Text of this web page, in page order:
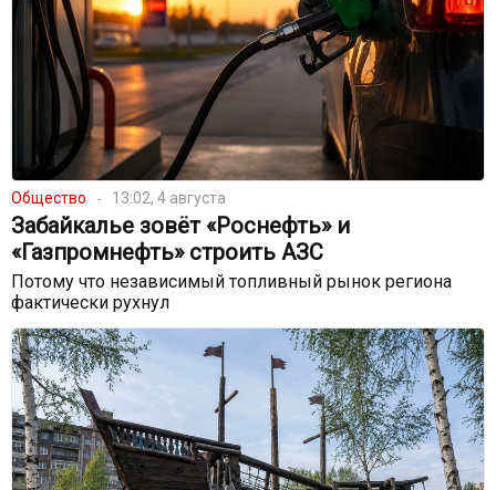
Общество 13:02, 4 августа
Забайкалье зовёт «Роснефть» и
«Газпромнефть» строить АЗС
Потому что независимый топливный рынок региона
фактически рухнул